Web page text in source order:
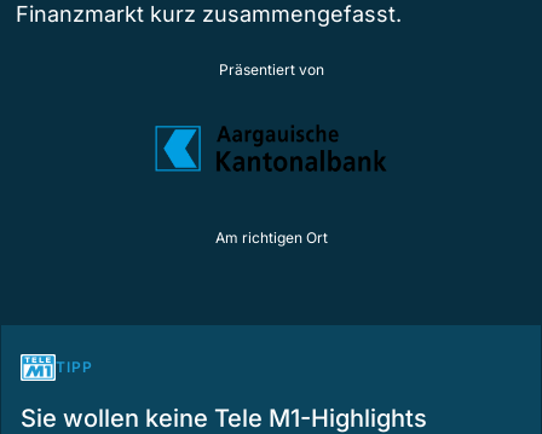
Finanzmarkt kurz zusammengefasst.
Präsentiert von
Am richtigen Ort
TIPP
Sie wollen keine Tele M1-Highlights